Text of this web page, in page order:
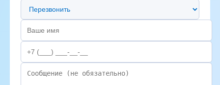
Предпочтительный способ связи